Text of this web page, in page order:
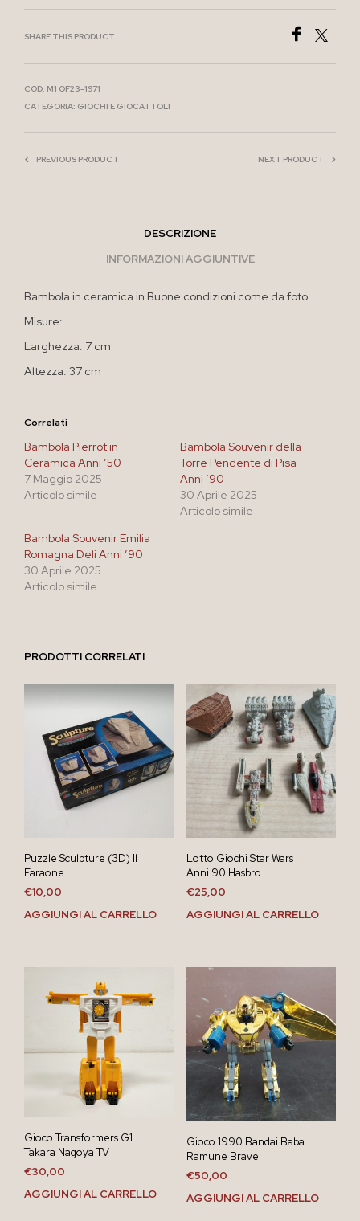
SHARE THIS PRODUCT
COD: M1 OF23-1971
CATEGORIA: GIOCHI E GIOCATTOLI
PREVIOUS PRODUCT NEXT PRODUCT
DESCRIZIONE
INFORMAZIONI AGGIUNTIVE
Bambola in ceramica in Buone condizioni come da foto
Misure:
Larghezza: 7 cm
Altezza: 37 cm
Correlati
Bambola Pierrot in
Ceramica Anni ’50
7 Maggio 2025
Articolo simile
Bambola Souvenir della
Torre Pendente di Pisa
Anni ’90
30 Aprile 2025
Articolo simile
Bambola Souvenir Emilia
Romagna Deli Anni ’90
30 Aprile 2025
Articolo simile
PRODOTTI CORRELATI
Puzzle Sculpture (3D) Il
Faraone
€10,00
AGGIUNGI AL CARRELLO
Lotto Giochi Star Wars
Anni 90 Hasbro
€25,00
AGGIUNGI AL CARRELLO
Gioco Transformers G1
Takara Nagoya TV
€30,00
AGGIUNGI AL CARRELLO
Gioco 1990 Bandai Baba
Ramune Brave
€50,00
AGGIUNGI AL CARRELLO